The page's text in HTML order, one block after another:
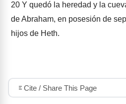
20 Y quedó la heredad y la
de Abraham, en posesión de
hijos de Heth.
Cite / Share This Page